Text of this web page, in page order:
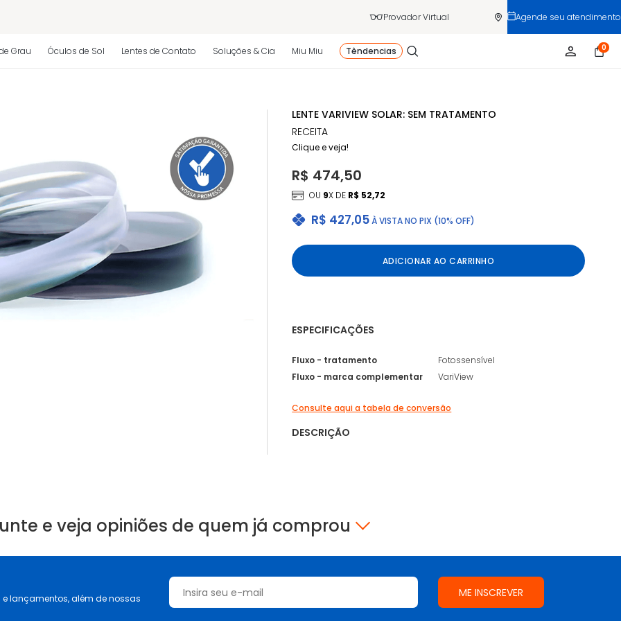
Provador Virtual Agende seu atendimento
Grau Óculos de Sol Lentes de Contato Soluções & Cia Miu Miu Têndencias 0
LENTE VARIVIEW SOLAR: SEM TRATAMENTO
RECEITA
Clique e veja!
R$ 427,05À VISTA NO PIX (10% OFF)
R$ 474,50
OU 9X DE R$ 52,72
ADICIONAR AO CARRINHO
ESPECIFICAÇÕES
Fluxo - tratamento
Fotossensível
Fluxo - marca complementar
VariView
Consulte aqui a tabela de conversão
DESCRIÇÃO
e veja opiniões de quem já comprou
lançamentos, além de nossas